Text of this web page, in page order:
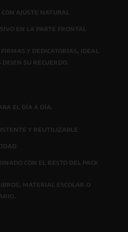
con ajuste natural
en la parte frontal
y dedicatorias, ideal
su recuerdo.
el día a día.
y reutilizable
con el resto del pack
material escolar o